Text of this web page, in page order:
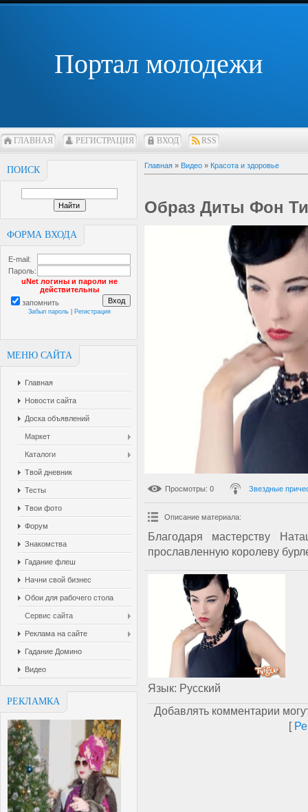
Портал молодежи
ГЛАВНАЯ РЕГИСТРАЦИЯ ВХОД RSS
ПОИСК
ФОРМА ВХОДА
E-mail:
Пароль:
uNet логины и пароли не
действительны
запомнить
Забыл пароль Регистрация
МЕНЮ САЙТА
Главная
Новости сайта
Доска объявлений
Маркет
Каталоги
Твой дневник
Тесты
Твои фото
Форум
Знакомства
Гадание флеш
Начни свой бизнес
Обои для рабочего стола
Сервис сайта
Реклама на сайте
Гадание Домино
Видео
РЕКЛАМКА
Главная » Видео » Красота и здоровье
Образ Диты Фон
Просмотры: 0 Звездные
Описание материала:
Благодаря мастерству
прославленную королеву
Язык: Русский
Добавлять комментарии
[